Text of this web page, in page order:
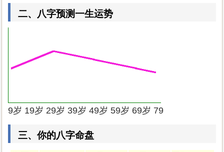
二、八字预测一生运势
9岁 19岁 29岁 39岁 49岁 59岁 69岁 79
三、你的八字命盘